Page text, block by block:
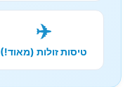
✈️
טיסות זולות (מאוד!)